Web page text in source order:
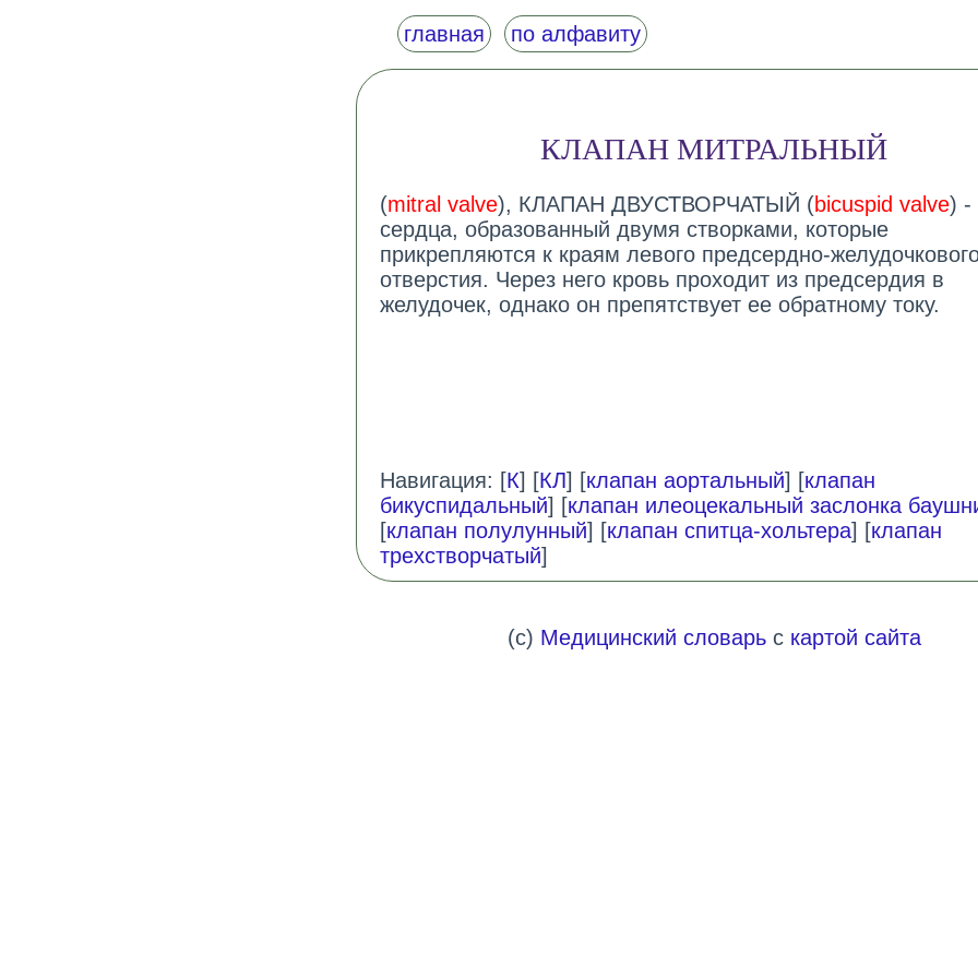
главная по алфавиту
КЛАПАН МИТРАЛЬНЫЙ
(mitral valve), КЛАПАН ДВУСТВОРЧАТЫЙ (bicuspid valve) -
сердца, образованный двумя створками, которые
прикрепляются к краям левого предсердно-
отверстия. Через него кровь проходит из предсердия в
желудочек, однако он препятствует ее обратному току.
Навигация: [К] [КЛ] [клапан аортальный] [клапан
бикуспидальный] [клапан илеоцекальный заслонка
[клапан полулунный] [клапан спитца-хольтера] [клапан
трехстворчатый]
(c) Медицинский словарьс картой сайта